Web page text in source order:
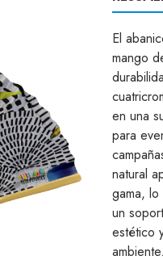
El
mango
en una
para
natural
gama,
un
estético